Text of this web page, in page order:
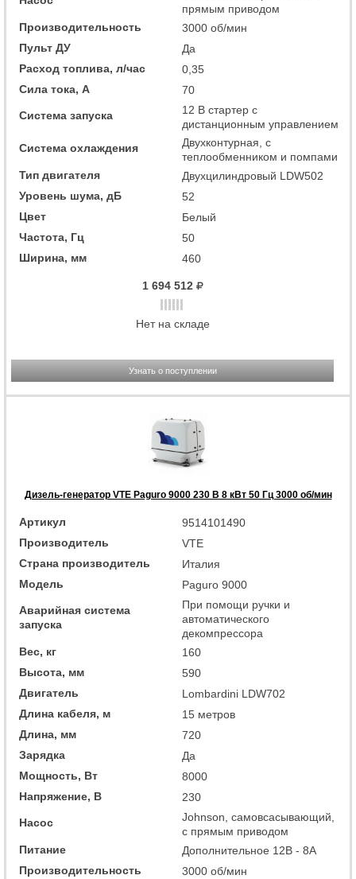
прямым приводом
Производительность
3000 об/мин
Пульт ДУ
Да
Расход топлива, л/час
0,35
Сила тока, А
70
Система запуска
12 В стартер с
дистанционным управлением
Система охлаждения
Двухконтурная, с
теплообменником и помпами
Тип двигателя
Двухцилиндровый LDW502
Уровень шума, дБ
52
Цвет
Белый
Частота, Гц
50
Ширина, мм
460
1 694 512
Нет на складе
Узнать о поступлении
Дизель-генератор VTE Paguro 9000 230 В 8 кВт 50 Гц 3000 об/мин
Артикул
9514101490
Производитель
VTE
Страна производитель
Италия
Модель
Paguro 9000
Аварийная система
запуска
При помощи ручки и
автоматического
декомпрессора
Вес, кг
160
Высота, мм
590
Двигатель
Lombardini LDW702
Длина кабеля, м
15 метров
Длина, мм
720
Зарядка
Да
Мощность, Вт
8000
Напряжение, В
230
Насос
Johnson, самовсасывающий,
с прямым приводом
Питание
Дополнительное 12В - 8А
Производительность
3000 об/мин